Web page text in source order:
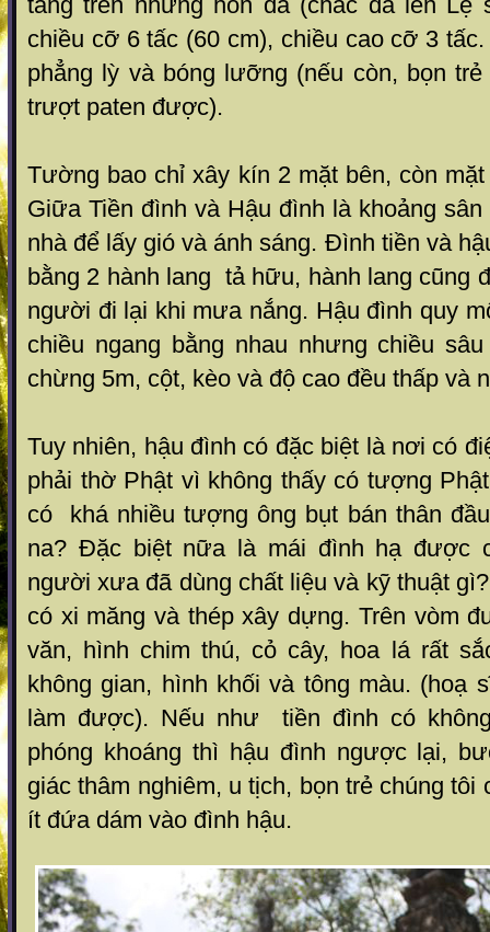
chiều cỡ 6 tấc (60 cm), chiều cao cỡ 3
phẳng lỳ và bóng lưỡng (nếu còn, bọn
trượt paten được).
Tường bao chỉ xây kín 2 mặt bên, còn
Giữa Tiền đình và Hậu đình là khoảng
nhà để lấy gió và ánh sáng. Đình tiền và
bằng 2 hành lang tả hữu, hành lang cũng
người đi lại khi mưa nắng. Hậu đình quy
chiều ngang bằng nhau nhưng chiều
chừng 5m, cột, kèo và độ cao đều thấp và
Tuy nhiên, hậu đình có đặc biệt là nơi có
phải thờ Phật vì không thấy có tượng
có khá nhiều tượng ông bụt bán thân
na? Đặc biệt nữa là mái đình hạ được
người xưa đã dùng chất liệu và kỹ thuật
có xi măng và thép xây dựng. Trên vòm
văn, hình chim thú, cỏ cây, hoa lá rất
không gian, hình khối và tông màu. (hoạ
làm được). Nếu như tiền đình có
phóng khoáng thì hậu đình ngược lại,
giác thâm nghiêm, u tịch, bọn trẻ chúng
ít đứa dám vào đình hậu.